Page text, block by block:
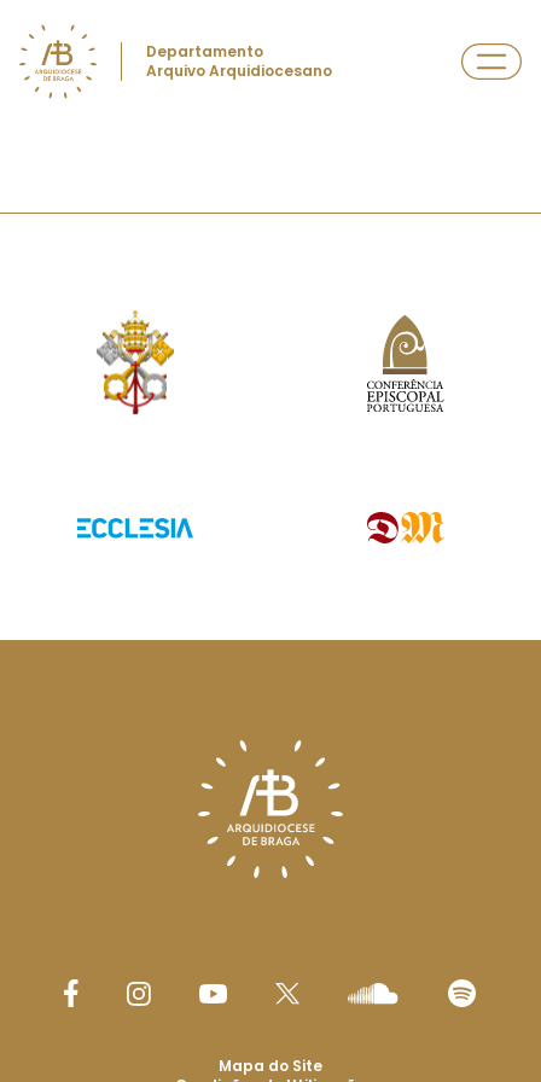
Departamento
Arquivo Arquidiocesano
Mapa do Site